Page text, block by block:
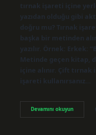
tırnak işareti içine
yazıdan olduğu gibi
doğru mu? Tırnak
başka bir metinden
yazılır. Örnek: Erkek:
Metinde geçen kitap,
içine alınır. Çift
işareti kullanırsanız…
Devamını okuyunBaşka
Bir